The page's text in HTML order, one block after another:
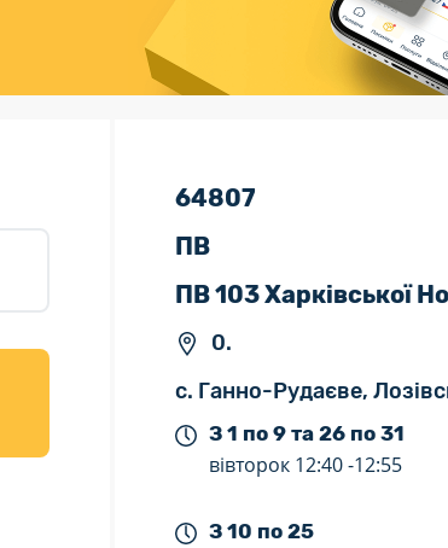
Валютно-обмінні операції
64807
ПВ
ПВ 103 Харківської
0.
с. Ганно-Рудаєве,
З 1 по 9 та 26 по 31
вівторок 12:40 -12:55
З 10 по 25